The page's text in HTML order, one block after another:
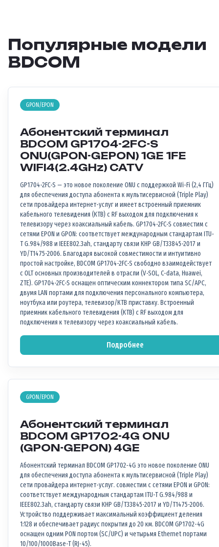
Популярные модели
BDCOM
GPON/EPON
Абонентский терминал
BDCOM GP1704-2FC-S
ONU(GPON-GEPON) 1GE 1FE
WIFI4(2.4GHz) CATV
GP1704-2FC-S — это новое поколение ONU с поддержкой Wi-Fi (2,4 ГГц)
для обеспечения доступа абонента к мультисервисной (Triple Play)
сети провайдера интернет-услуг и имеет встроенный приемник
кабельного телевидения (КТВ) с RF выходом для подключения к
телевизору через коаксиальный кабель. GP1704-2FC-S совместим с
сетями EPON и GPON: соответствует международным стандартам ITU-
T G.984/988 и IEEE802.3ah, стандарту связи КНР GB/T33845-2017 и
YD/T1475-2006. Благодаря высокой совместимости и интуитивно
простой настройке, BDCOM GP1704-2FC-S свободно взаимодействует
с OLT основных производителей в отрасли (V-SOL, C-data, Huawei,
ZTE). GP1704-2FC-S оснащен оптическим коннектором типа SC/APC,
двумя LAN портами для подключения персонального компьютера,
ноутбука или роутера, телевизор/КТВ приставку. Встроенный
приемник кабельного телевидения (КТВ) с RF выходом для
подключения к телевизору через коаксиальный кабель.
Подробнее
GPON/EPON
Абонентский терминал
BDCOM GP1702-4G ONU
(GPON-GEPON) 4GE
Абонентский терминал BDCOM GP1702-4G это новое поколение ONU
для обеспечения доступа абонента к мультисервисной (Triple Play)
сети провайдера интернет-услуг. совместим с сетями EPON и GPON:
соответствует международным стандартам ITU-T G.984/988 и
IEEE802.3ah, стандарту связи КНР GB/T33845-2017 и YD/T1475-2006.
Устройство поддерживает максимальный коэффициент деления
1:128 и обеспечивает радиус покрытия до 20 км. BDCOM GP1702-4G
оснащен одним PON портом (SC/UPC) и четырьмя Ethernet портами
10/100/1000Base-T (RJ-45).